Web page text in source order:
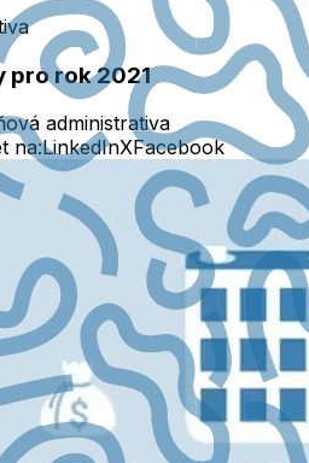
pro rok 2021
administrativa
na:LinkedInXFacebook